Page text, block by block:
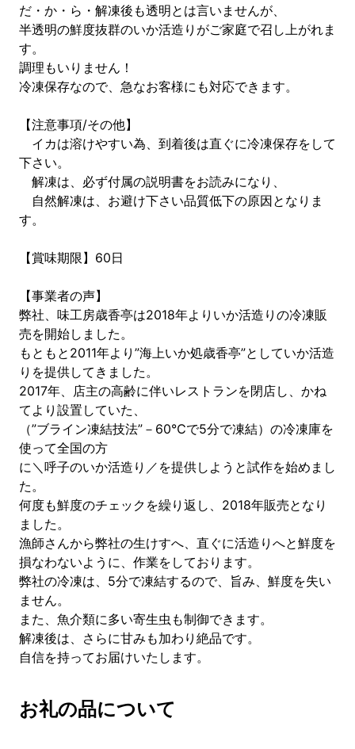
だ・か・ら・解凍後も透明とは言いませんが、
半透明の鮮度抜群のいか活造りがご家庭で召し上がれま
す。
調理もいりません！
冷凍保存なので、急なお客様にも対応できます。
【注意事項/その他】
イカは溶けやすい為、到着後は直ぐに冷凍保存をして
下さい。
解凍は、必ず付属の説明書をお読みになり、
自然解凍は、お避け下さい品質低下の原因となりま
す。
【賞味期限】60日
【事業者の声】
弊社、味工房歳香亭は2018年よりいか活造りの冷凍販
売を開始しました。
もともと2011年より”海上いか処歳香亭”としていか活造
りを提供してきました。
2017年、店主の高齢に伴いレストランを閉店し、かね
てより設置していた、
（”ブライン凍結技法”－60℃で5分で凍結）の冷凍庫を
使って全国の方
に＼呼子のいか活造り／を提供しようと試作を始めまし
た。
何度も鮮度のチェックを繰り返し、2018年販売となり
ました。
漁師さんから弊社の生けすへ、直ぐに活造りへと鮮度を
損なわないように、作業をしております。
弊社の冷凍は、5分で凍結するので、旨み、鮮度を失い
ません。
また、魚介類に多い寄生虫も制御できます。
解凍後は、さらに甘みも加わり絶品です。
自信を持ってお届けいたします。
お礼の品について